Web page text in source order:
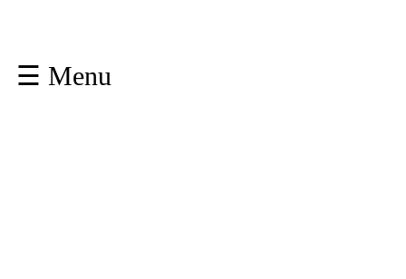
☰ Menu